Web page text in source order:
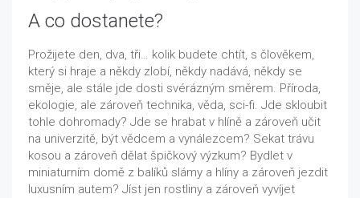
A co dostanete?
Prožijete den, dva, tři… kolik budete chtít, s člověkem,
který si hraje a někdy zlobí, někdy nadává, někdy se
směje, ale stále jde dosti svérázným směrem. Příroda,
ekologie, ale zároveň technika, věda, sci-fi. Jde skloubit
tohle dohromady? Jde se hrabat v hlíně a zároveň učit
na univerzitě, být vědcem a vynálezcem? Sekat trávu
kosou a zároveň dělat špičkový výzkum? Bydlet v
miniaturním domě z balíků slámy a hlíny a zároveň jezdit
luxusním autem? Jíst jen rostliny a zároveň vyvíjet